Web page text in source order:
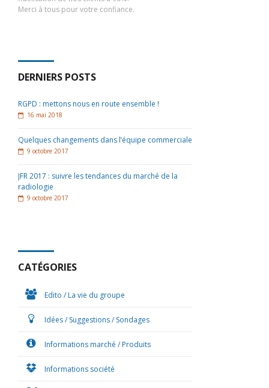
Merci à tous pour votre confiance.
DERNIERS POSTS
RGPD : mettons nous en route ensemble !
16 mai 2018
Quelques changements dans l’équipe commerciale
9 octobre 2017
JFR 2017 : suivre les tendances du marché de la
radiologie
9 octobre 2017
CATÉGORIES
Edito / La vie du groupe
Idées / Suggestions / Sondages
Informations marché / Produits
Informations société